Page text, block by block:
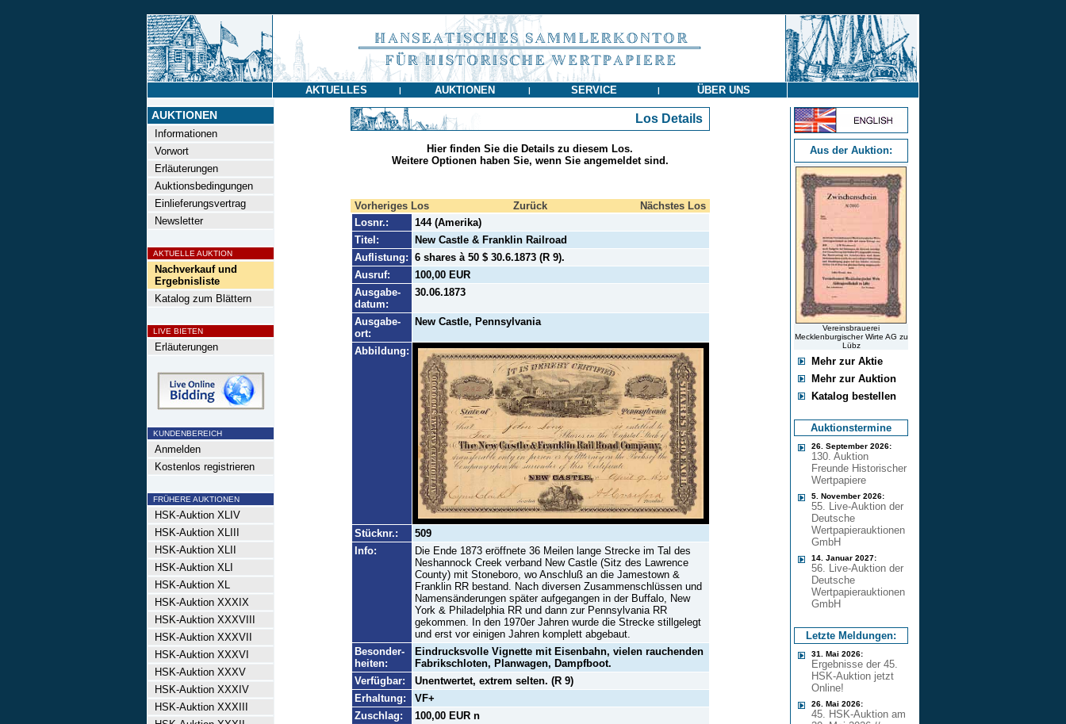
AKTUELLES | AUKTIONEN | SERVICE | ÜBER UNS
AUKTIONEN
Informationen
Vorwort
Erläuterungen
Auktionsbedingungen
Einlieferungsvertrag
Newsletter
AKTUELLE AUKTION
Nachverkauf und
Ergebnisliste
Katalog zum Blättern
LIVE BIETEN
Erläuterungen
KUNDENBEREICH
Anmelden
Kostenlos registrieren
FRÜHERE AUKTIONEN
HSK-Auktion XLIV
HSK-Auktion XLIII
HSK-Auktion XLII
HSK-Auktion XLI
HSK-Auktion XL
HSK-Auktion XXXIX
HSK-Auktion XXXVIII
HSK-Auktion XXXVII
HSK-Auktion XXXVI
HSK-Auktion XXXV
HSK-Auktion XXXIV
HSK-Auktion XXXIII
Los Details
Hier finden Sie die Details zu diesem Los.
Weitere Optionen haben Sie, wenn Sie angemeldet sind.
Vorheriges Los Zurück
Nächstes Los
Losnr.:
144 (Amerika)
Titel:
New Castle & Franklin Railroad
Auflistung: 6 shares à 50 $ 30.6.1873 (R 9).
Ausruf:
100,00 EUR
Ausgabe-
datum:
30.06.1873
Ausgabe-
ort:
New Castle, Pennsylvania
Abbildung:
Stücknr.:
509
Info:
Die Ende 1873 eröffnete 36 Meilen lange Strecke im Tal des
Neshannock Creek verband New Castle (Sitz des Lawrence
County) mit Stoneboro, wo Anschluß an die Jamestown &
Franklin RR bestand. Nach diversen Zusammenschlüssen und
Namensänderungen später aufgegangen in der Buffalo, New
York & Philadelphia RR und dann zur Pennsylvania RR
gekommen. In den 1970er Jahren wurde die Strecke stillgelegt
und erst vor einigen Jahren komplett abgebaut.
Besonder-
heiten:
Eindrucksvolle Vignette mit Eisenbahn, vielen rauchenden
Fabrikschloten, Planwagen, Dampfboot.
Verfügbar:
Unentwertet, extrem selten. (R 9)
Erhaltung:
VF+
Zuschlag:
100,00 EUR n
Aus der Auktion:
Vereinsbrauerei
Mecklenburgischer Wirte AG zu
Lübz
Mehr zur Aktie
Mehr zur Auktion
Katalog bestellen
Auktionstermine
26. September 2026:
130. Auktion
Freunde Historischer
Wertpapiere
5. November 2026:
55. Live-Auktion der
Deutsche
Wertpapierauktionen
GmbH
14. Januar 2027:
56. Live-Auktion der
Deutsche
Wertpapierauktionen
GmbH
Letzte Meldungen:
31. Mai 2026:
Ergebnisse der 45.
HSK-Auktion jetzt
Online!
26. Mai 2026:
45. HSK-Auktion am